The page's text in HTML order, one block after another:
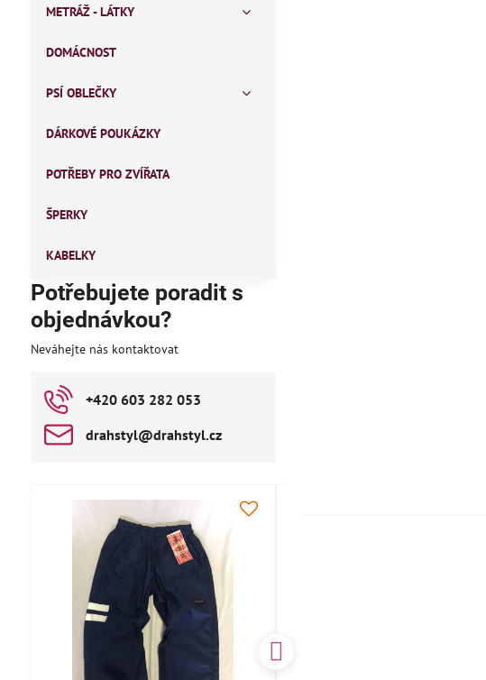
METRÁŽ - LÁTKY
DOMÁCNOST
PSÍ OBLEČKY
DÁRKOVÉ POUKÁZKY
POTŘEBY PRO ZVÍŘATA
ŠPERKY
KABELKY
Potřebujete poradit s
objednávkou?
Neváhejte nás kontaktovat
+420 603 282 053
drahstyl​@drahstyl​.cz